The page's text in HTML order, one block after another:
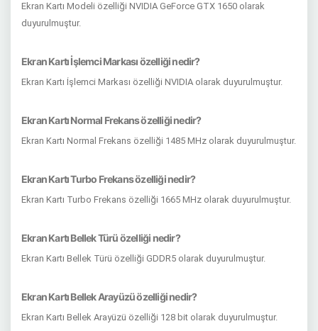
Ekran Kartı Modeli özelliği NVIDIA GeForce GTX 1650 olarak
duyurulmuştur.
Ekran Kartı İşlemci Markası özelliği nedir?
Ekran Kartı İşlemci Markası özelliği NVIDIA olarak duyurulmuştur.
Ekran Kartı Normal Frekans özelliği nedir?
Ekran Kartı Normal Frekans özelliği 1485 MHz olarak duyurulmuştur.
Ekran Kartı Turbo Frekans özelliği nedir?
Ekran Kartı Turbo Frekans özelliği 1665 MHz olarak duyurulmuştur.
Ekran Kartı Bellek Türü özelliği nedir?
Ekran Kartı Bellek Türü özelliği GDDR5 olarak duyurulmuştur.
Ekran Kartı Bellek Arayüzü özelliği nedir?
Ekran Kartı Bellek Arayüzü özelliği 128 bit olarak duyurulmuştur.